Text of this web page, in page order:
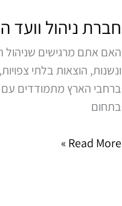
חברת ניהול וועד
האם אתם מרגישים
ונשנות, הוצאות בלתי
ברחבי הארץ מתמודדים עם
בתחום
וועד
Read More »